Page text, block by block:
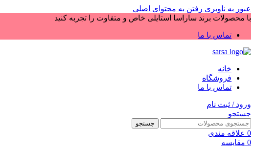
عبور به ناوبری رفتن به محتوای اصلی
با محصولات برند ساراسا استایلی خاص و متفاوت را تجربه کنید
تماس با ما
خانه
فروشگاه
تماس با ما
ورود / ثبت نام
جستجو
جستجو
0 علاقه مندی
0 مقایسه